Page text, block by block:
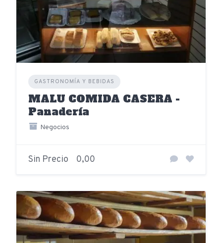
GASTRONOMÍA Y BEBIDAS
MALU COMIDA CASERA -
Panadería
Negocios
Sin Precio 0,00